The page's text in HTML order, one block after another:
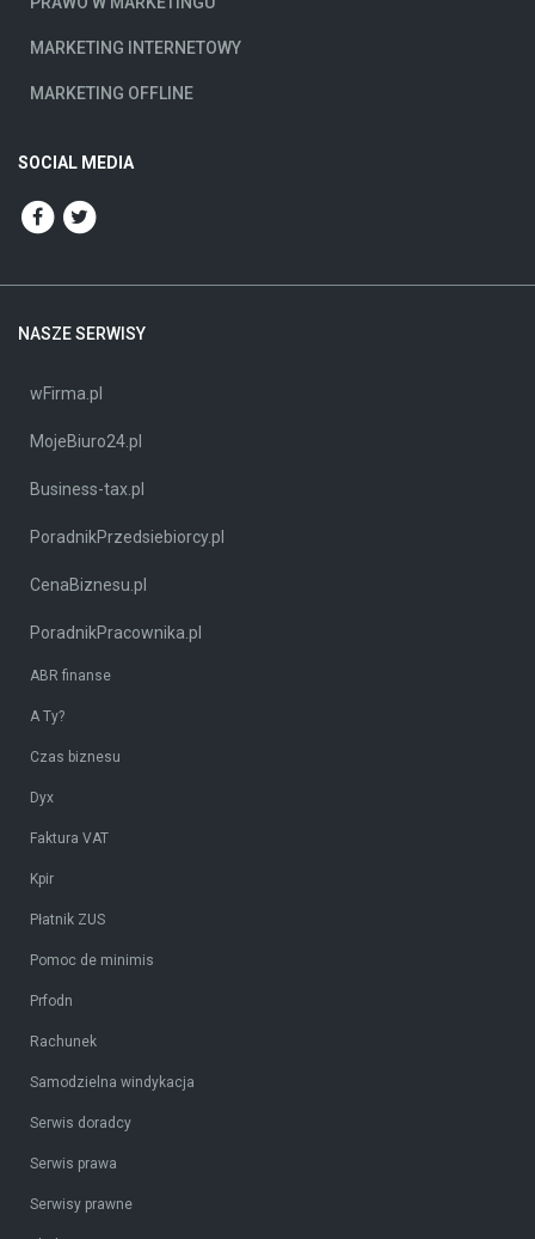
MARKETING INTERNETOWY
MARKETING OFFLINE
SOCIAL MEDIA
NASZE SERWISY
wFirma.pl
MojeBiuro24.pl
Business-tax.pl
PoradnikPrzedsiebiorcy.pl
CenaBiznesu.pl
PoradnikPracownika.pl
ABR finanse
A Ty?
Czas biznesu
Dyx
Faktura VAT
Kpir
Płatnik ZUS
Pomoc de minimis
Prfodn
Rachunek
Samodzielna windykacja
Serwis doradcy
Serwis prawa
Serwisy prawne